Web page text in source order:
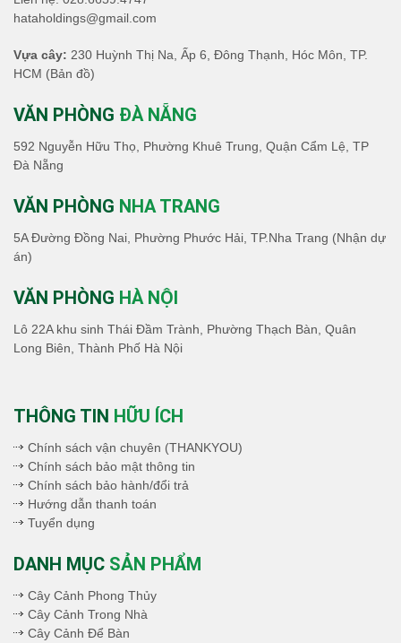
hataholdings@gmail.com
Vựa cây: 230 Huỳnh Thị Na, Ấp 6, Đông Thạnh, Hóc Môn, TP.
HCM (Bản đồ)
VĂN PHÒNG ĐÀ NẴNG
592 Nguyễn Hữu Thọ, Phường Khuê Trung, Quận Cẩm Lệ, TP
Đà Nẵng
VĂN PHÒNG NHA TRANG
5A Đường Đồng Nai, Phường Phước Hải, TP.Nha Trang (Nhận dự
án)
VĂN PHÒNG HÀ NỘI
Lô 22A khu sinh Thái Đầm Trành, Phường Thạch Bàn, Quân
Long Biên, Thành Phố Hà Nội
THÔNG TIN HỮU ÍCH
Chính sách vận chuyên (THANKYOU)
Chính sách bảo mật thông tin
Chính sách bảo hành/đổi trả
Hướng dẫn thanh toán
Tuyển dụng
DANH MỤC SẢN PHẨM
Cây Cảnh Phong Thủy
Cây Cảnh Trong Nhà
Cây Cảnh Để Bàn